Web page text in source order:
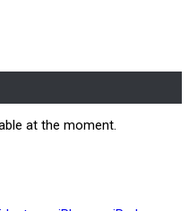
at the moment.